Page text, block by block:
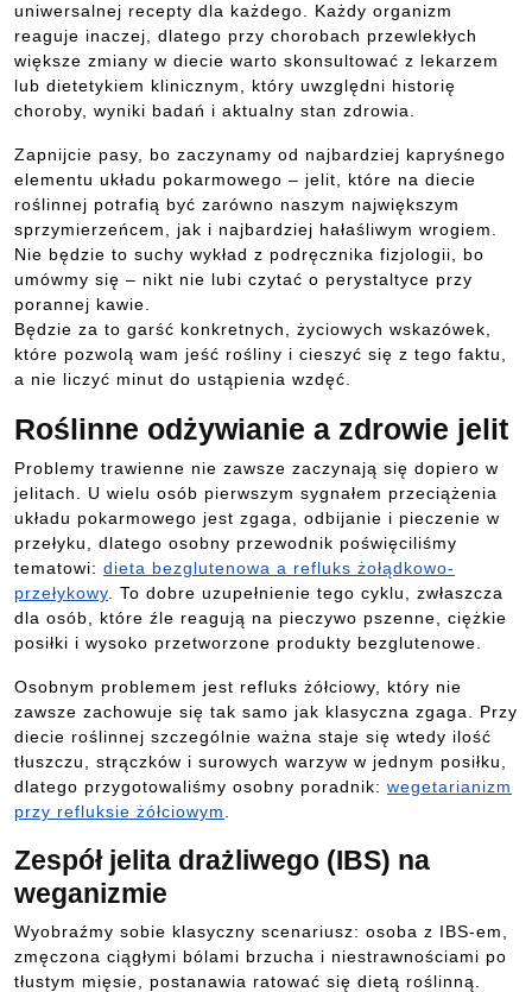
uniwersalnej recepty dla każdego. Każdy organizm
reaguje inaczej, dlatego przy chorobach przewlekłych
większe zmiany w diecie warto skonsultować z lekarzem
lub dietetykiem klinicznym, który uwzględni historię
choroby, wyniki badań i aktualny stan zdrowia.
Zapnijcie pasy, bo zaczynamy od najbardziej kapryśnego
elementu układu pokarmowego – jelit, które na diecie
roślinnej potrafią być zarówno naszym największym
sprzymierzeńcem, jak i najbardziej hałaśliwym wrogiem.
Nie będzie to suchy wykład z podręcznika fizjologii, bo
umówmy się – nikt nie lubi czytać o perystaltyce przy
porannej kawie.
Będzie za to garść konkretnych, życiowych wskazówek,
które pozwolą wam jeść rośliny i cieszyć się z tego faktu,
a nie liczyć minut do ustąpienia wzdęć.
Roślinne odżywianie a zdrowie jelit
Problemy trawienne nie zawsze zaczynają się dopiero w
jelitach. U wielu osób pierwszym sygnałem przeciążenia
układu pokarmowego jest zgaga, odbijanie i pieczenie w
przełyku, dlatego osobny przewodnik poświęciliśmy
tematowi: dieta bezglutenowa a refluks żołądkowo-
przełykowy . To dobre uzupełnienie tego cyklu, zwłaszcza
dla osób, które źle reagują na pieczywo pszenne, ciężkie
posiłki i wysoko przetworzone produkty bezglutenowe.
Osobnym problemem jest refluks żółciowy, który nie
zawsze zachowuje się tak samo jak klasyczna zgaga. Przy
diecie roślinnej szczególnie ważna staje się wtedy ilość
tłuszczu, strączków i surowych warzyw w jednym posiłku,
dlatego przygotowaliśmy osobny poradnik: wegetarianizm
przy refluksie żółciowym
Zespół jelita drażliwego (IBS) na
weganizmie
Wyobraźmy sobie klasyczny scenariusz: osoba z IBS-em,
zmęczona ciągłymi bólami brzucha i niestrawnościami po
tłustym mięsie, postanawia ratować się dietą roślinną.